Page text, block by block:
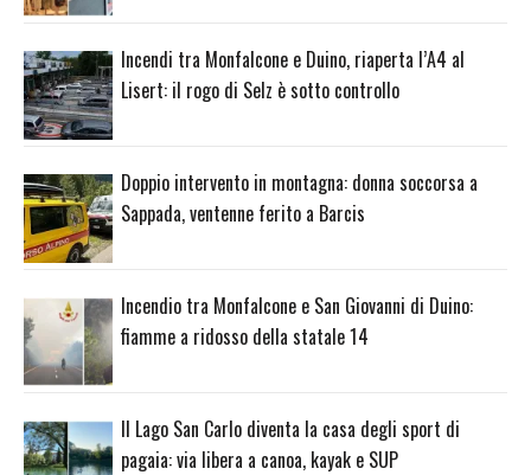
Incendi tra Monfalcone e Duino, riaperta l’A4 al
Lisert: il rogo di Selz è sotto controllo
Doppio intervento in montagna: donna soccorsa a
Sappada, ventenne ferito a Barcis
Incendio tra Monfalcone e San Giovanni di Duino:
fiamme a ridosso della statale 14
Il Lago San Carlo diventa la casa degli sport di
pagaia: via libera a canoa, kayak e SUP